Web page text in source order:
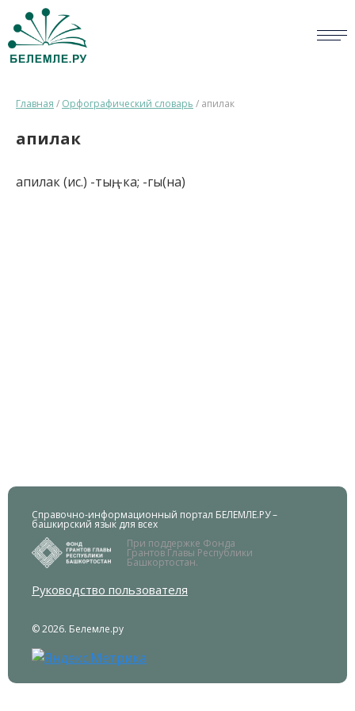
ОПРОС
СПРАВКА
Главная / Орфографический словарь / апилак
апилак
апилак (ис.) -тың, -ка; -гы(на)
Справочно-информационный портал БЕЛЕМЛЕ.РУ –
башкирский язык для всех
При поддержке Фонда
Грантов Главы Республики
Башкортостан.
Руководство пользователя
© 2026. Белемле.ру